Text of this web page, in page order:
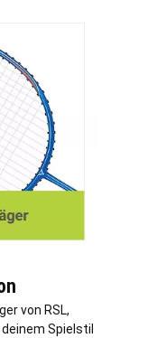
von RSL,
Spielstil